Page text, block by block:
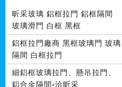
昕采玻璃 鋁框拉門 鋁框隔間
玻璃滑門 白框 黑框
鋁框拉門廠商 黑框玻璃門 玻璃
隔間 白框拉門
細鋁框玻璃拉門、懸吊拉門、
鋁合金隔間-洽昕采